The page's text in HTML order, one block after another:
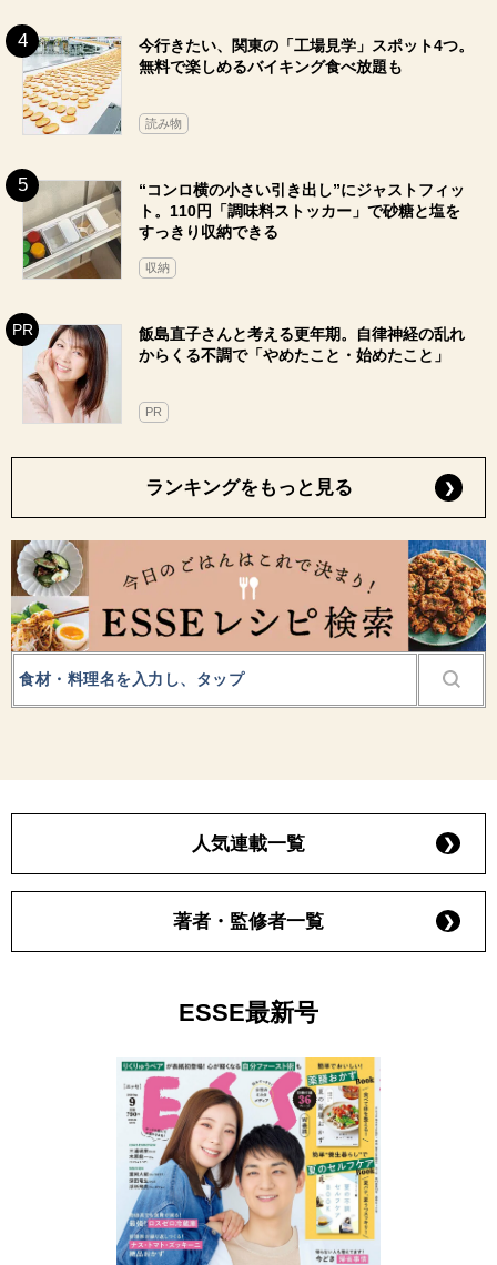
今行きたい、関東の「工場見学」スポット4つ。
無料で楽しめるバイキング食べ放題も
読み物
“コンロ横の小さい引き出し”にジャストフィッ
ト。110円「調味料ストッカー」で砂糖と塩を
すっきり収納できる
収納
飯島直子さんと考える更年期。自律神経の乱れ
からくる不調で「やめたこと・始めたこと」
PR
ランキングをもっと見る
人気連載一覧
著者・監修者一覧
ESSE最新号